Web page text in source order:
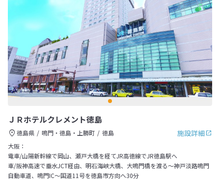
ＪＲホテルクレメント徳島
施設詳細
徳島県 鳴門・徳島・上勝町
徳島
大阪：
電車/山陽新幹線で岡山、瀬戸大橋を経てJR高徳線でJR徳島駅へ
車/阪神高速で垂水JCT経由、明石海峡大橋、大鳴門橋を渡る～神戸淡路鳴門
自動車道、鳴門IC～国道11号を徳島市方向へ30分